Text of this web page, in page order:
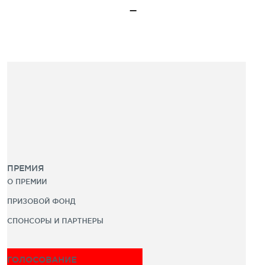
ПРЕМИЯ
О ПРЕМИИ
ПРИЗОВОЙ ФОНД
СПОНСОРЫ И ПАРТНЕРЫ
ГОЛОСОВАНИЕ